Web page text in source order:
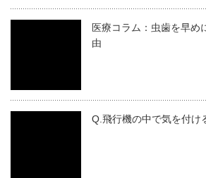
医療コラム：虫歯を早め
由
Q.飛行機の中で気を付け